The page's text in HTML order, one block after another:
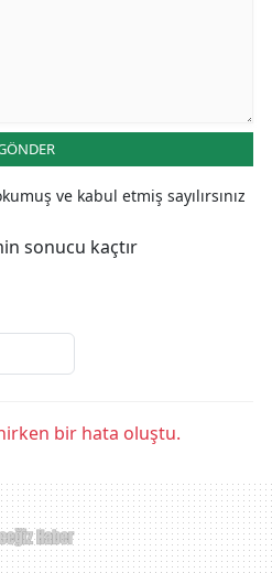
ve kabul etmiş sayılırsınız
sonucu kaçtır
bir hata oluştu.